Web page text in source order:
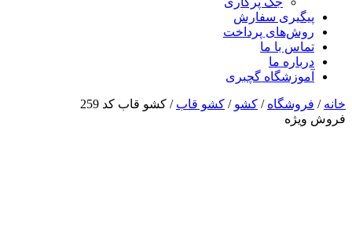
پیگیری سفارش
روش‌های پرداخت
تماس با ما
درباره ما
آموزشگاه گچبری
خانه / فروشگاه / کشو / کشو قاب / کشو قاب کد 259
فروش ویژه